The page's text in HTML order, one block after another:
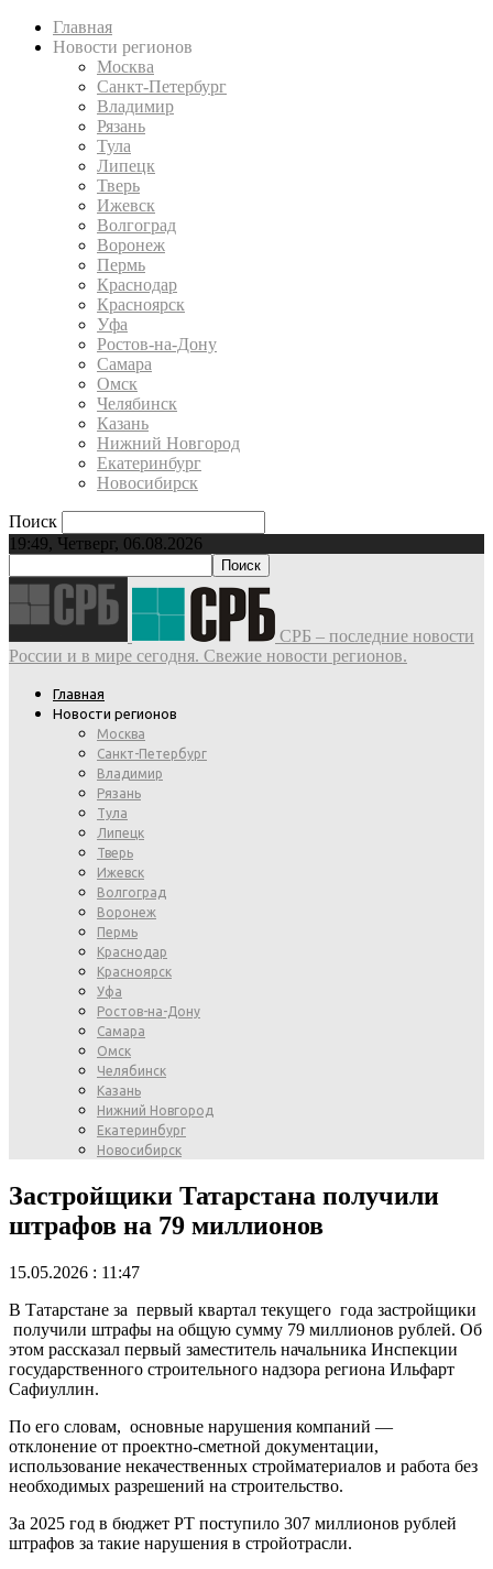
Главная
Новости регионов
Москва
Санкт-Петербург
Владимир
Рязань
Тула
Липецк
Тверь
Ижевск
Волгоград
Воронеж
Пермь
Краснодар
Красноярск
Уфа
Ростов-на-Дону
Самара
Омск
Челябинск
Казань
Нижний Новгород
Екатеринбург
Новосибирск
Поиск
19:49, Четверг, 06.08.2026
СРБ – последние новости
России и в мире сегодня. Свежие новости регионов.
Главная
Новости регионов
Москва
Санкт-Петербург
Владимир
Рязань
Тула
Липецк
Тверь
Ижевск
Волгоград
Воронеж
Пермь
Краснодар
Красноярск
Уфа
Ростов-на-Дону
Самара
Омск
Челябинск
Казань
Нижний Новгород
Екатеринбург
Новосибирск
Застройщики Татарстана получили
штрафов на 79 миллионов
15.05.2026 : 11:47
В Татарстане за первый квартал текущего года застройщики
получили штрафы на общую сумму 79 миллионов рублей. Об
этом рассказал первый заместитель начальника Инспекции
государственного строительного надзора региона Ильфарт
Сафиуллин.
По его словам, основные нарушения компаний —
отклонение от проектно-сметной документации,
использование некачественных стройматериалов и работа без
необходимых разрешений на строительство.
За 2025 год в бюджет РТ поступило 307 миллионов рублей
штрафов за такие нарушения в стройотрасли.